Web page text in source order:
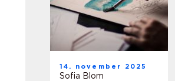
14. november 2025
Sofia Blom